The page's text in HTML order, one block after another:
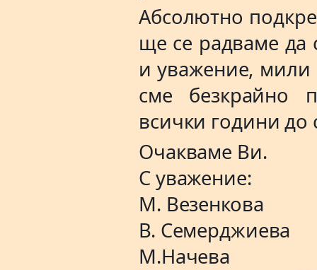
Абсолютно
ще се радваме да
и уважение, мили
сме безкрайно
всички години до
Очакваме Ви.
С уважение:
М. Везенкова
В. Семерджиева
М.Начева